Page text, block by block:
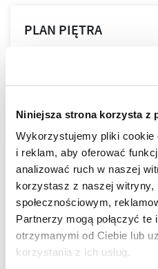
Niniejsza strona korzysta z
Wykorzystujemy pliki cookie
i reklam, aby oferować
analizować ruch w naszej
korzystasz z naszej witryny,
społecznościowym,
Partnerzy mogą połączyć
otrzymanymi od Ciebie lub
korzystania z ich usług.
PLAN PIĘTRA
LOKALIZACJA
Tarasy nad Zalewem
przystań w centralnej
urokliwa atmosfera
energią i dynamiką